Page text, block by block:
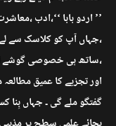
’’ اردو بابا ‘‘،ادب
،جہاں آپ کو کلاسک سے لے
،ساتھ ہی خصوصی گوشے
اور تجزیے کا عمیق
گفتگو ملے گی ۔ جہاں